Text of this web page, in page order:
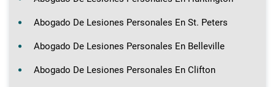
Abogado De Lesiones Personales En St. Peters
Abogado De Lesiones Personales En Belleville
Abogado De Lesiones Personales En Clifton